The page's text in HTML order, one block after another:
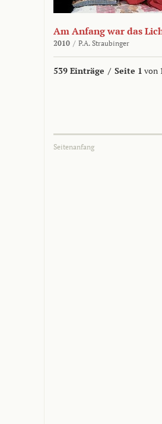
Am Anfang war das
2010 / P.A. Straubinger
539 Einträge / Seite 1 von
Seitenanfang